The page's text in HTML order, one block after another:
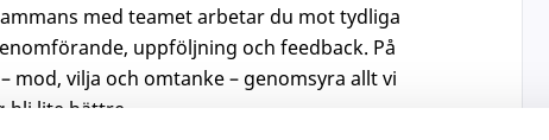
med teamet arbetar du mot tydliga
uppföljning och feedback. På
mod, vilja och omtanke – genomsyra allt vi
bli lite bättre